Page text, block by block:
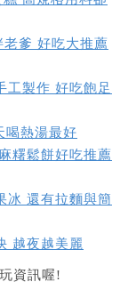
爹 好吃大推薦
工製作 好吃飽足
喝熱湯最好
糬鬆餅好吃推薦
冰 還有拉麵與簡
越夜越美麗
資訊喔!